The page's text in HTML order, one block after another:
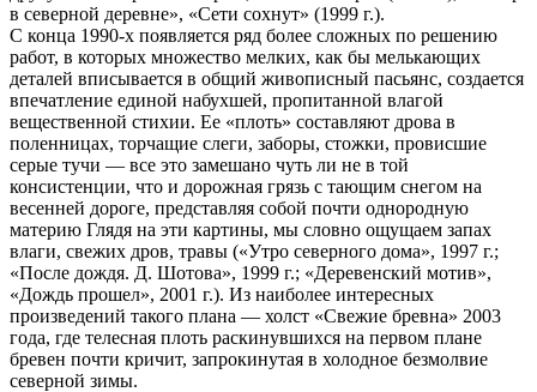
в северной деревне», «Сети сохнут» (1999 г.).
С конца 1990-х появляется ряд более сложных по решению
работ, в которых множество мелких, как бы мелькающих
деталей вписывается в общий живописный пасьянс, создается
впечатление единой набухшей, пропитанной влагой
вещественной стихии. Ее «плоть» составляют дрова в
поленницах, торчащие слеги, заборы, стожки, провисшие
серые тучи — все это замешано чуть ли не в той
консистенции, что и дорожная грязь с тающим снегом на
весенней дороге, представляя собой почти однородную
материю Глядя на эти картины, мы словно ощущаем запах
влаги, свежих дров, травы («Утро северного дома», 1997 г.;
«После дождя. Д. Шотова», 1999 г.; «Деревенский мотив»,
«Дождь прошел», 2001 г.). Из наиболее интересных
произведений такого плана — холст «Свежие бревна» 2003
года, где телесная плоть раскинувшихся на первом плане
бревен почти кричит, запрокинутая в холодное безмолвие
северной зимы.